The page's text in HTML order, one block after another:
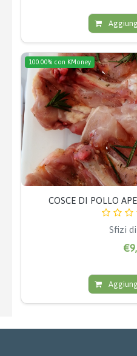
100.00% con KMoney
COSCE DI POLLO
Sfizi